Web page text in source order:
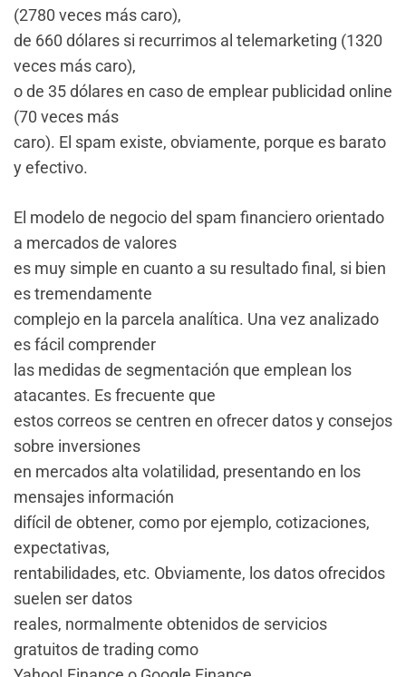
(2780 veces más caro),
de 660 dólares si recurrimos al telemarketing (1320
veces más caro),
o de 35 dólares en caso de emplear publicidad online
(70 veces más
caro). El spam existe, obviamente, porque es barato
y efectivo.
El modelo de negocio del spam financiero orientado
a mercados de valores
es muy simple en cuanto a su resultado final, si bien
es tremendamente
complejo en la parcela analítica. Una vez analizado
es fácil comprender
las medidas de segmentación que emplean los
atacantes. Es frecuente que
estos correos se centren en ofrecer datos y consejos
sobre inversiones
en mercados alta volatilidad, presentando en los
mensajes información
difícil de obtener, como por ejemplo, cotizaciones,
expectativas,
rentabilidades, etc. Obviamente, los datos ofrecidos
suelen ser datos
reales, normalmente obtenidos de servicios
gratuitos de trading como